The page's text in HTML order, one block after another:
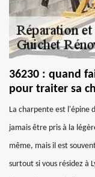
36230 : quand
pour traiter sa
La charpente est l'épine
jamais être pris à la
même, mais il est
surtout si vous résidez à